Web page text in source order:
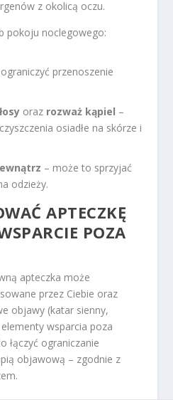
z okolicą oczu.
pokoju noclegowego:
przenoszenie
oraz rozważ kąpiel –
osiadłe na skórze i
– może to sprzyjać
odzieży.
APTECZKĘ
POZA
apteczka może
przez Ciebie oraz
objawy (katar sienny,
wsparcia poza
łączyć ograniczanie
objawową – zgodnie z